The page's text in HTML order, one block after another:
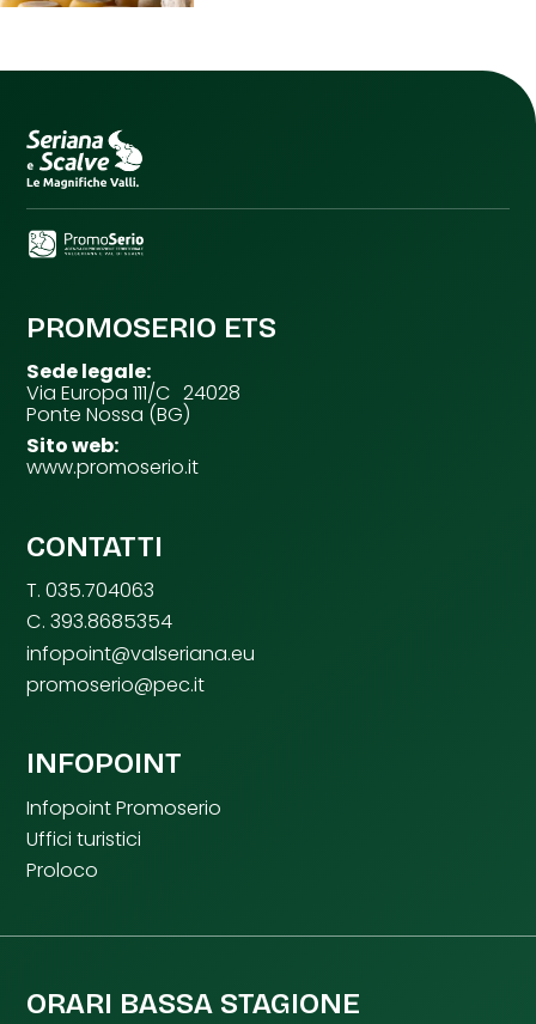
PROMOSERIO ETS
Sede legale:
Via Europa 111/C 24028
Ponte Nossa (BG)
Sito web:
www.promoserio.it
CONTATTI
T. 035.704063
C. 393.8685354
infopoint@valseriana.eu
promoserio@pec.it
INFOPOINT
Infopoint Promoserio
Uffici turistici
Proloco
ORARI BASSA STAGIONE